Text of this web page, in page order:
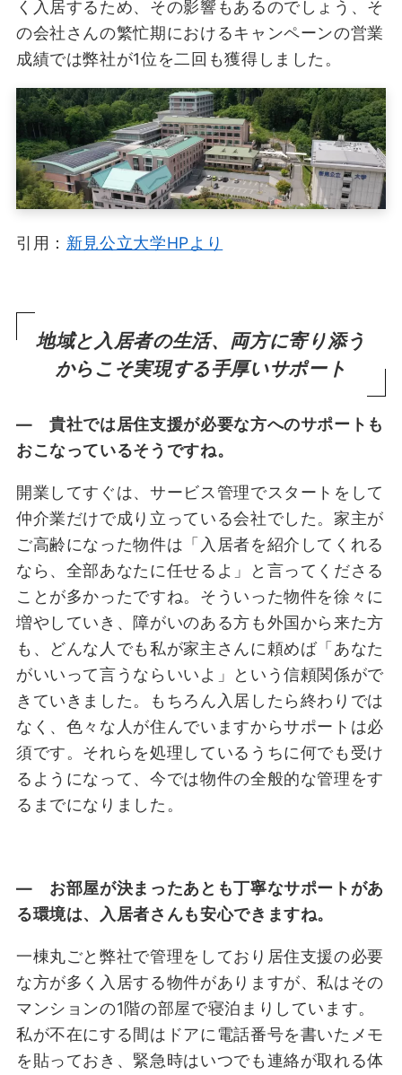
く入居するため、その影響もあるのでしょう、そ
の会社さんの繁忙期におけるキャンペーンの営業
成績では弊社が1位を二回も獲得しました。
引用： 新見公立大学HPより
地域と入居者の生活、両方に寄り添う
からこそ実現する手厚いサポート
― 貴社では居住支援が必要な方へのサポートも
おこなっているそうですね。
開業してすぐは、サービス管理でスタートをして
仲介業だけで成り立っている会社でした。家主が
ご高齢になった物件は「入居者を紹介してくれる
なら、全部あなたに任せるよ」と言ってくださる
ことが多かったですね。そういった物件を徐々に
増やしていき、障がいのある方も外国から来た方
も、どんな人でも私が家主さんに頼めば「あなた
がいいって言うならいいよ」という信頼関係がで
きていきました。もちろん入居したら終わりでは
なく、色々な人が住んでいますからサポートは必
須です。それらを処理しているうちに何でも受け
るようになって、今では物件の全般的な管理をす
るまでになりました。
― お部屋が決まったあとも丁寧なサポートがあ
る環境は、入居者さんも安心できますね。
一棟丸ごと弊社で管理をしており居住支援の必要
な方が多く入居する物件がありますが、私はその
マンションの1階の部屋で寝泊まりしています。
私が不在にする間はドアに電話番号を書いたメモ
を貼っておき、緊急時はいつでも連絡が取れる体